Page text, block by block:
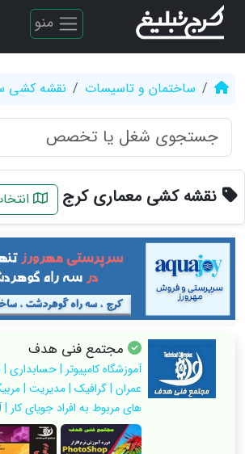
منو
ساختمان و تاسیسات نقشه کشی
نقشه کشی معماری کرج
مجتمع فنی هدف
آموزشگاه کامپیوتر |
عمران | گرافیک | مدیریت |
های مربوط به افراد جویای